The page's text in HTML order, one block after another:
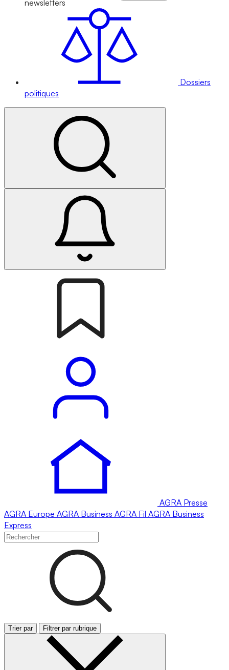
newsletters
Dossiers
politiques
AGRA Presse
AGRA Europe AGRA Business AGRA Fil AGRA Business
Express
Trier par Filtrer par rubrique